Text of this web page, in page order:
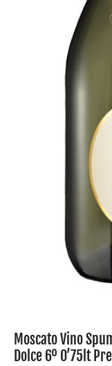
Moscato Vino
Dolce 6º 0’75lt